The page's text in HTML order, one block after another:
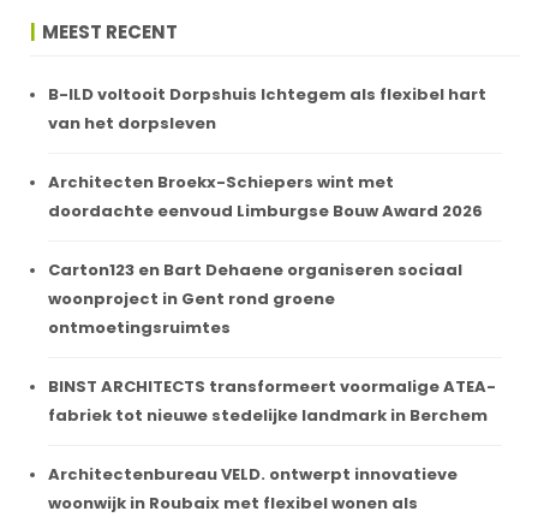
MEEST RECENT
B-ILD voltooit Dorpshuis Ichtegem als flexibel hart
van het dorpsleven
Architecten Broekx-Schiepers wint met
doordachte eenvoud Limburgse Bouw Award 2026
Carton123 en Bart Dehaene organiseren sociaal
woonproject in Gent rond groene
ontmoetingsruimtes
BINST ARCHITECTS transformeert voormalige ATEA-
fabriek tot nieuwe stedelijke landmark in Berchem
Architectenbureau VELD. ontwerpt innovatieve
woonwijk in Roubaix met flexibel wonen als